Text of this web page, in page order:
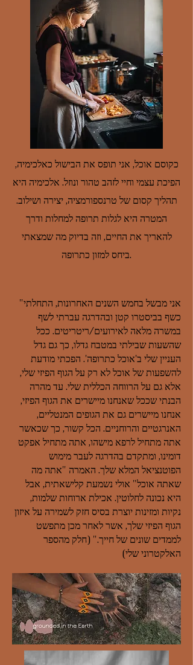
כקוסם אוכל, אני תופס את הבישול כאלכימיה,
הפיכת עצמי וחיי לזהב טהור ונוזל. אלכימיה היא
תהליך קסום של טרנספורמציה, יצירה ושילוב.
המטרה היא לגלות תרופה למחלות ודרך
להאריך את החיים, וזה בדיוק מה שמצאתי
ביחס למזון כתרופה.
"אני מבשל בחמש השנים האחרונות, התחלתי
כשף בביסטרו קטן ובהדרגה עברתי לשף
במשרה מלאה לאירועים/ריטריטים. ככל
שהשעות שבילתי במטבח גדלו, כך גם גדל
העניין שלי ב'אוכל כתרופה'. הפכתי מודעת
להשפעות של אוכל לא רק על הגוף הפיזי שלי,
אלא גם על הרווחה הכללית שלי. עד מהרה
הבנתי שככל שאנחנו מיישרים את הגוף הפיזי,
אנחנו מיישרים גם את הגופים המנטליים,
האנרגטיים והרוחניים. הכל קשור, כך שכאשר
אתה מתחיל לרפא מישהו, אתה מתחיל אפקט
דומינו, ומתקדם בהדרגה לעבר מימוש
הפוטנציאל המלא שלך. האמרה "אתה מה
שאתה אוכל" אולי נשמעת קלישאתית, אבל
היא נכונה לחלוטין. אכילת ארוחות שלמות,
נקיות ומזינות יוצרת בסיס חזק לשמירה על איזון
הגוף הפיזי שלך, אשר לאחר מכן מתפשט
לממדים שונים של חייך." (חלק מהספר
האלקטרוני שלי)